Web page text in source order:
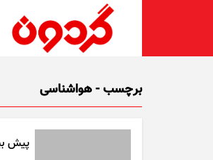
برچسب - هواشناسی
پیش